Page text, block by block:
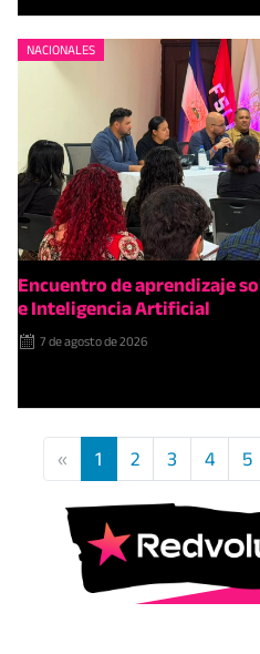
NACIONALES
Encuentro de aprendizaje
e Inteligencia Artificial
7 de agosto de 2026
« 1 2 3 4 5